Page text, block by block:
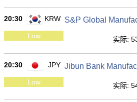
20:30 KRW S&P Global
Low 实际:
20:30 JPY Jibun Bank
Low 实际: